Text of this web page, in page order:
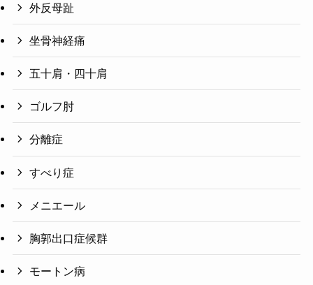
外反母趾
坐骨神経痛
五十肩・四十肩
ゴルフ肘
分離症
すべり症
メニエール
胸郭出口症候群
モートン病